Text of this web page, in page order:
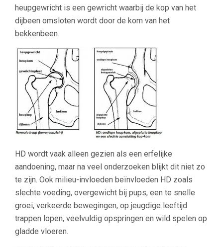
heupgewricht is een gewricht waarbij de kop van het
dijbeen omsloten wordt door de kom van het
bekkenbeen.
HD wordt vaak alleen gezien als een erfelijke
aandoening, maar na veel onderzoeken blijkt dit niet zo
te zijn. Ook milieu-invloeden beïnvloeden HD zoals
slechte voeding, overgewicht bij pups, een te snelle
groei, verkeerde bewegingen, op jeugdige leeftijd
trappen lopen, veelvuldig opspringen en wild spelen op
gladde vloeren.